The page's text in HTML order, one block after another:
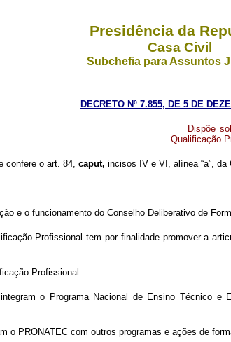
Presidência da
Casa Civil
Subchefia para Assuntos
DECRETO Nº 7.855, DE 5 DE
Dispõe
Qualificação
confere o art. 84,caput,incisos IV e VI, alínea “a”,
e o funcionamento do Conselho Deliberativo de
Profissional tem por finalidade promover a
Profissional:
o Programa Nacional de Ensino Técnico
o PRONATEC com outros programas e ações de